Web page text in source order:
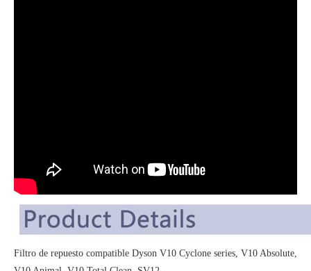
Filtro de repuesto compatible Dyson V10 Cyclone series, V10 Absolute,